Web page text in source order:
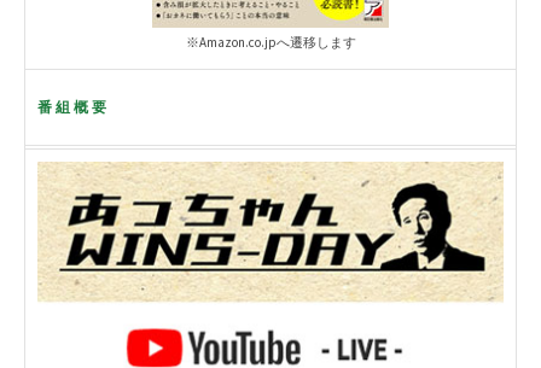
※Amazon.co.jpへ遷移します
番組概要